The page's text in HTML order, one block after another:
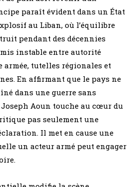
paraît évident dans un État
au Liban, où l’équilibre
pendant des décennies
instable entre autorité
armée, tutelles régionales et
En affirmant que le pays ne
dans une guerre sans
Aoun touche au cœur du
pas seulement une
Il met en cause une
un acteur armé peut engager